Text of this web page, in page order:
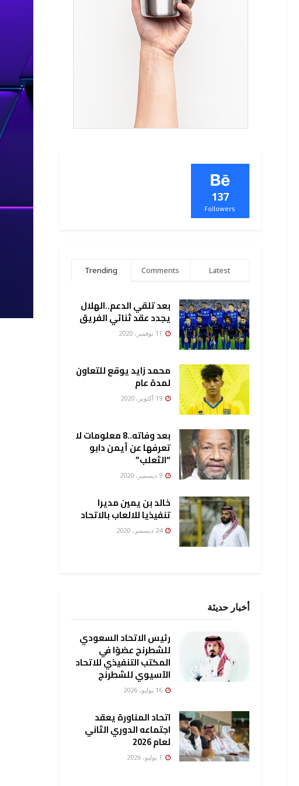
137
Followers
Trending Comments Latest
بعد تلقي الدعم..الهلال
يجدد عقد ثنائي الفريق
محمد زايد يوقع للتعاون
لمدة عام
بعد وفاته..8 معلومات لا
تعرفها عن أيمن دابو
“الثعلب”
خالد بن يمين مديرا
تنفيذيا للالعاب بالاتحاد
24 ديسمبر، 2020
أخبار حديثة
رئيس الاتحاد السعودي
للشطرنج عضوًا في
المكتب التنفيذي للاتحاد
الآسيوي للشطرنج
اتحاد المناورة يعقد
اجتماعه الدوري الثاني
لعام 2026